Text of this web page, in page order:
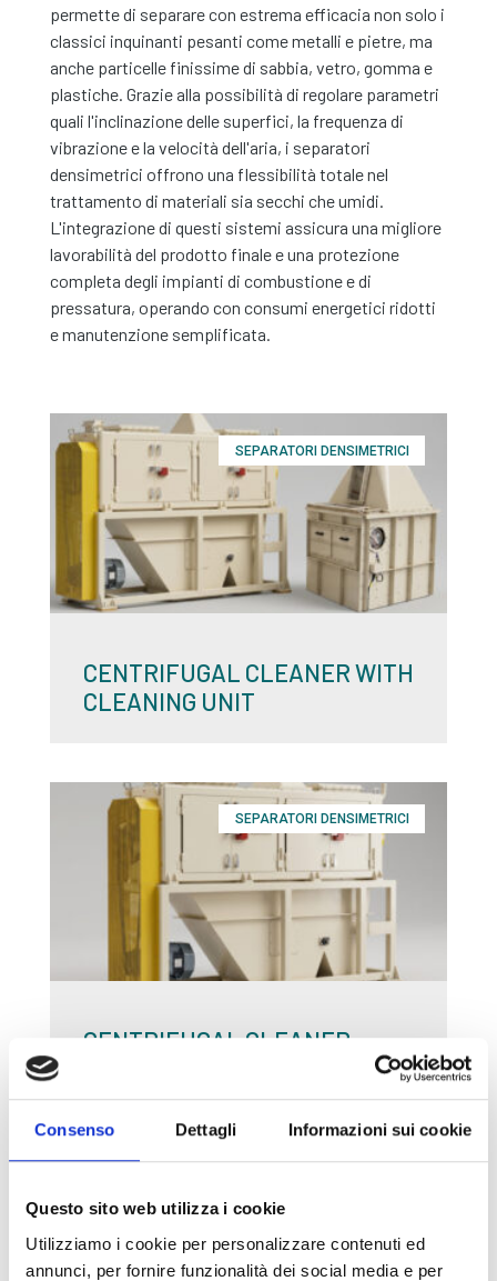
Consenso Dettagli Informazioni sui cookie
Questo sito web utilizza i cookie
Utilizziamo i cookie per personalizzare contenuti ed
annunci, per fornire funzionalità dei social media e per
permette di separare con estrema efficacia non solo i
classici inquinanti pesanti come metalli e pietre, ma
anche particelle finissime di sabbia, vetro, gomma e
plastiche. Grazie alla possibilità di regolare parametri
quali l'inclinazione delle superfici, la frequenza di
vibrazione e la velocità dell'aria, i separatori
densimetrici offrono una flessibilità totale nel
trattamento di materiali sia secchi che umidi.
L'integrazione di questi sistemi assicura una migliore
lavorabilità del prodotto finale e una protezione
completa degli impianti di combustione e di
pressatura, operando con consumi energetici ridotti
e manutenzione semplificata.
SEPARATORI DENSIMETRICI
CENTRIFUGAL CLEANER WITH
CLEANING UNIT
SEPARATORI DENSIMETRICI
CENTRIFUGAL CLEANER
SEPARATORI DENSIMETRICI